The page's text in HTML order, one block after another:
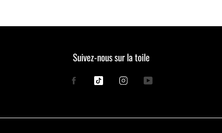
Suivez-nous sur la toile
FacebookTiktok InstagramYouTube